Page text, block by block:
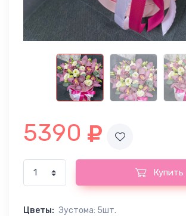
5390
Купить
Цветы: Эустома: 5шт.